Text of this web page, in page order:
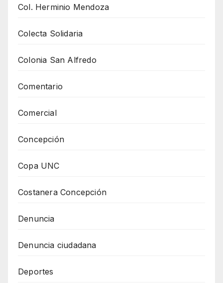
Col. Herminio Mendoza
Colecta Solidaria
Colonia San Alfredo
Comentario
Comercial
Concepción
Copa UNC
Costanera Concepción
Denuncia
Denuncia ciudadana
Deportes